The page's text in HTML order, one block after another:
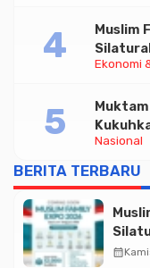
Ekonomi
Muslim
Halal di
Nasional
Istiqlal
BERITA TERBARU
calendar_month